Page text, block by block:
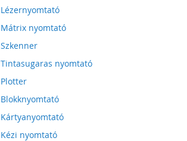
Lézernyomtató
Mátrix nyomtató
Szkenner
Tintasugaras nyomtató
Plotter
Blokknyomtató
Kártyanyomtató
Kézi nyomtató